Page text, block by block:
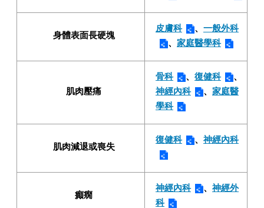
身體表面長硬塊
皮膚科 、 一般外科
、 家庭醫學科
肌肉壓痛
骨科 、 復健科
、
神經內科
、 家庭醫
學科
肌肉減退或喪失
復健科 、 神經內科
癲癇
神經內科 、 神經外
科